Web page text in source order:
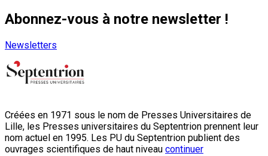
Abonnez-vous à notre newsletter !
Newsletters
Créées en 1971 sous le nom de Presses Universitaires de
Lille, les Presses universitaires du Septentrion prennent leur
nom actuel en 1995. Les PU du Septentrion publient des
ouvrages scientifiques de haut niveau continuer